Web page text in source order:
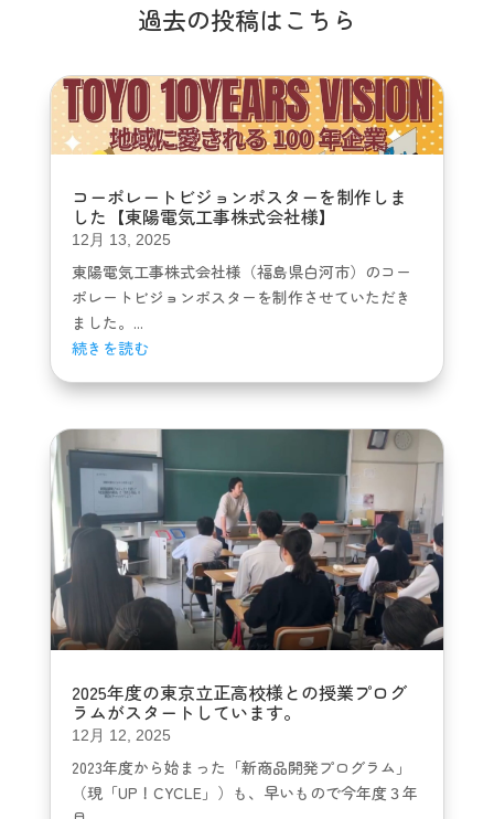
過去の投稿はこちら
コーポレートビジョンポスターを制作しま
した【東陽電気工事株式会社様】
12月 13, 2025
東陽電気工事株式会社様（福島県白河市）のコー
ポレートビジョンポスターを制作させていただき
ました。...
続きを読む
2025年度の東京立正高校様との授業プログ
ラムがスタートしています。
12月 12, 2025
2023年度から始まった「新商品開発プログラム」
（現「UP！CYCLE」）も、早いもので今年度３年